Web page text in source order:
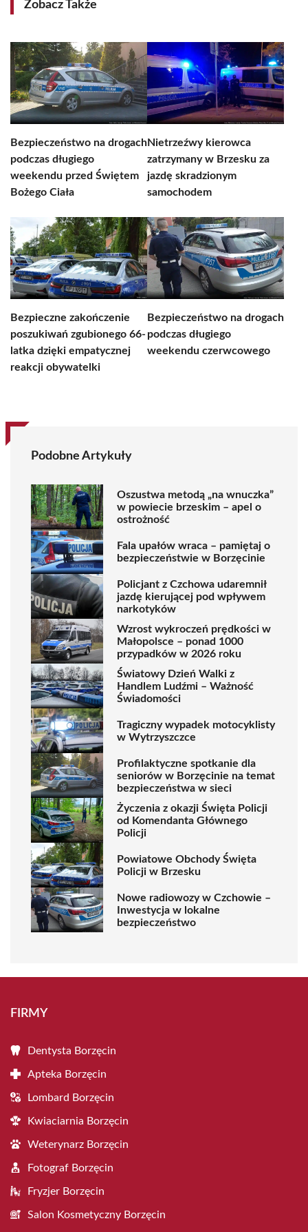
Zobacz Także
Bezpieczeństwo na drogach
podczas długiego
weekendu przed Świętem
Bożego Ciała
Nietrzeźwy kierowca
zatrzymany w Brzesku za
jazdę skradzionym
samochodem
Bezpieczne zakończenie
poszukiwań zgubionego 66-
latka dzięki empatycznej
reakcji obywatelki
Bezpieczeństwo na drogach
podczas długiego
weekendu czerwcowego
Podobne Artykuły
Oszustwa metodą „na wnuczka”
w powiecie brzeskim – apel o
ostrożność
Fala upałów wraca – pamiętaj o
bezpieczeństwie w Borzęcinie
Policjant z Czchowa udaremnił
jazdę kierującej pod wpływem
narkotyków
Wzrost wykroczeń prędkości w
Małopolsce – ponad 1000
przypadków w 2026 roku
Światowy Dzień Walki z
Handlem Ludźmi – Ważność
Świadomości
Tragiczny wypadek motocyklisty
w Wytrzyszczce
Profilaktyczne spotkanie dla
seniorów w Borzęcinie na temat
bezpieczeństwa w sieci
Życzenia z okazji Święta Policji
od Komendanta Głównego
Policji
Powiatowe Obchody Święta
Policji w Brzesku
Nowe radiowozy w Czchowie –
Inwestycja w lokalne
bezpieczeństwo
FIRMY
Dentysta Borzęcin
Apteka Borzęcin
Lombard Borzęcin
Kwiaciarnia Borzęcin
Weterynarz Borzęcin
Fotograf Borzęcin
Fryzjer Borzęcin
Salon Kosmetyczny Borzęcin